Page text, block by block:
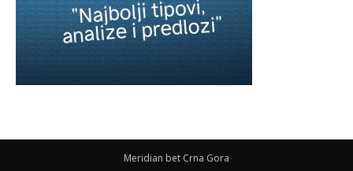
Meridian bet Crna Gora